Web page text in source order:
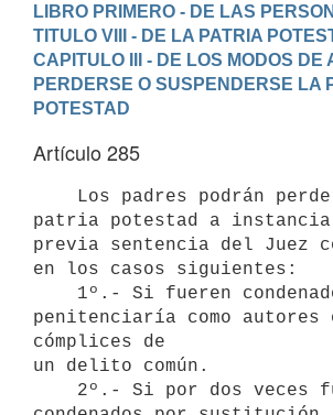
LIBRO PRIMERO - DE LAS
TITULO VIII - DE LA PATRIA
CAPITULO III - DE LOS MODOS DE
PERDERSE O SUSPENDERSE LA
POTESTAD
Artículo 285
patria potestad a
previa sentencia del Juez
en los casos siguientes:
penitenciaría como autores
cómplices de
un delito común.